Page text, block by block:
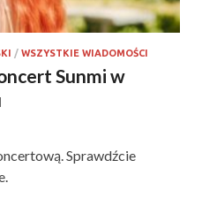
/ WSZYSTKIE WIADOMOŚCI
Sunmi w
Sprawdźcie